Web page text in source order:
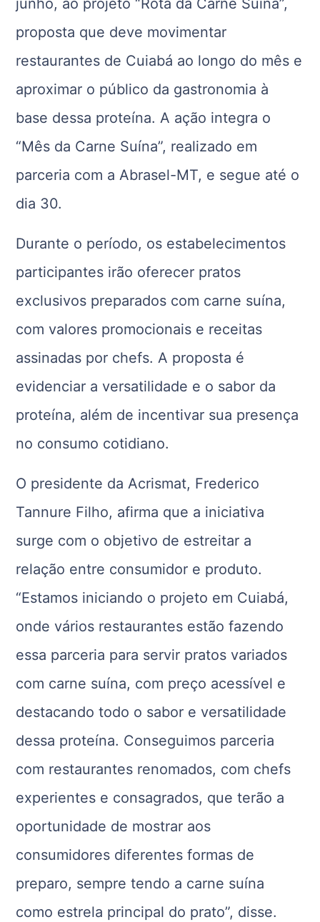
junho, ao projeto “Rota da Carne Suína”,
proposta que deve movimentar
restaurantes de Cuiabá ao longo do mês e
aproximar o público da gastronomia à
base dessa proteína. A ação integra o
“Mês da Carne Suína”, realizado em
parceria com a Abrasel-MT, e segue até o
dia 30.
Durante o período, os estabelecimentos
participantes irão oferecer pratos
exclusivos preparados com carne suína,
com valores promocionais e receitas
assinadas por chefs. A proposta é
evidenciar a versatilidade e o sabor da
proteína, além de incentivar sua presença
no consumo cotidiano.
O presidente da Acrismat, Frederico
Tannure Filho, afirma que a iniciativa
surge com o objetivo de estreitar a
relação entre consumidor e produto.
“Estamos iniciando o projeto em Cuiabá,
onde vários restaurantes estão fazendo
essa parceria para servir pratos variados
com carne suína, com preço acessível e
destacando todo o sabor e versatilidade
dessa proteína. Conseguimos parceria
com restaurantes renomados, com chefs
experientes e consagrados, que terão a
oportunidade de mostrar aos
consumidores diferentes formas de
preparo, sempre tendo a carne suína
como estrela principal do prato”, disse.